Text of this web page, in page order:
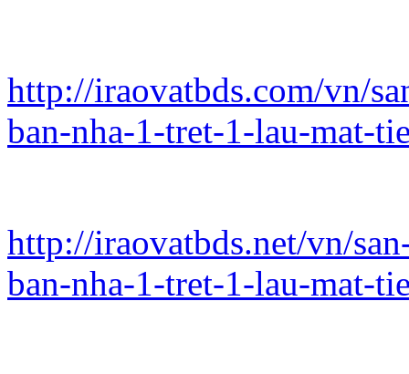
http://iraovatbds.com/vn/
ban-nha-1-tret-1-lau-mat-
http://iraovatbds.net/vn/
ban-nha-1-tret-1-lau-mat-